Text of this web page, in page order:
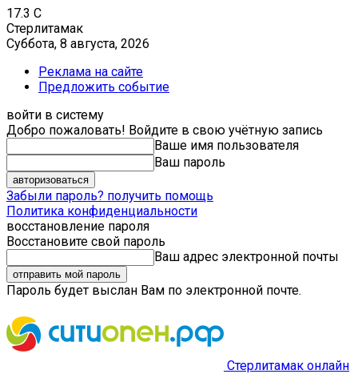
17.3 C
Стерлитамак
Суббота, 8 августа, 2026
Реклама на сайте
Предложить событие
войти в систему
Добро пожаловать! Войдите в свою учётную запись
Ваше имя пользователя
Ваш пароль
Забыли пароль? получить помощь
Политика конфиденциальности
восстановление пароля
Восстановите свой пароль
Ваш адрес электронной почты
Пароль будет выслан Вам по электронной почте.
Стерлитамак онлайн